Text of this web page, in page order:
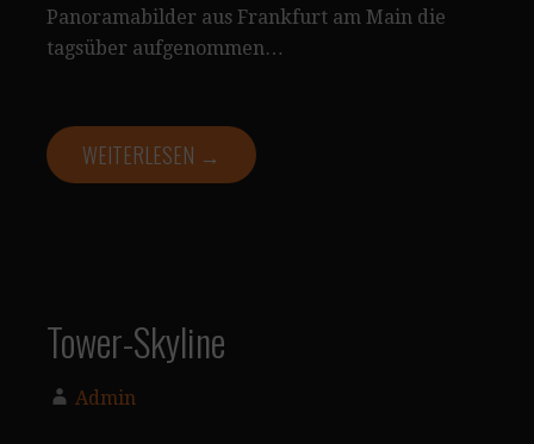
Panoramabilder aus Frankfurt am Main die
tagsüber aufgenommen…
WEITERLESEN →
Tower-Skyline
Admin